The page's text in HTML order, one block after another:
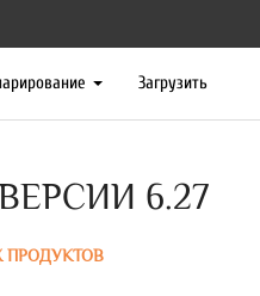
Загрузить
6.27